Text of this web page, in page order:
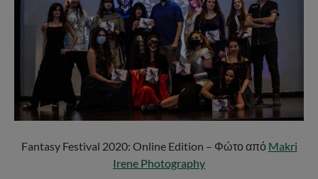
Fantasy Festival 2020: Online Edition – Φώτο από Makri
Irene Photography